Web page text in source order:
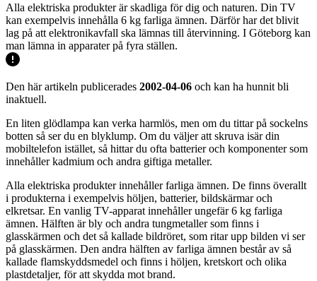
Alla elektriska produkter är skadliga för dig och naturen. Din TV
kan exempelvis innehålla 6 kg farliga ämnen. Därför har det blivit
lag på att elektronikavfall ska lämnas till återvinning. I Göteborg kan
man lämna in apparater på fyra ställen.
Den här artikeln publicerades 2002-04-06 och kan ha hunnit bli
inaktuell.
En liten glödlampa kan verka harmlös, men om du tittar på sockelns
botten så ser du en blyklump. Om du väljer att skruva isär din
mobiltelefon istället, så hittar du ofta batterier och komponenter som
innehåller kadmium och andra giftiga metaller.
Alla elektriska produkter innehåller farliga ämnen. De finns överallt
i produkterna i exempelvis höljen, batterier, bildskärmar och
elkretsar. En vanlig TV-apparat innehåller ungefär 6 kg farliga
ämnen. Hälften är bly och andra tungmetaller som finns i
glasskärmen och det så kallade bildröret, som ritar upp bilden vi ser
på glasskärmen. Den andra hälften av farliga ämnen består av så
kallade flamskyddsmedel och finns i höljen, kretskort och olika
plastdetaljer, för att skydda mot brand.